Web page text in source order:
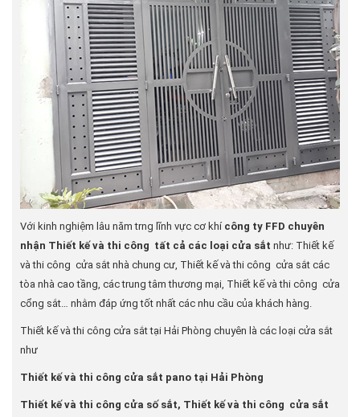
Với kinh nghiệm lâu năm trng lĩnh vực cơ khí công ty FFD chuyên
nhận Thiết kế và thi công tất cả các loại cửa sắt như: Thiết kế
và thi công cửa sắt nhà chung cư, Thiết kế và thi công cửa sắt các
tòa nhà cao tầng, các trung tâm thương mại, Thiết kế và thi công cửa
cổng sắt… nhằm đáp ứng tốt nhất các nhu cầu của khách hàng.
Thiết kế và thi công cửa sắt tại Hải Phòng chuyên là các loại cửa sắt
như
Thiết kế và thi công cửa sắt pano tại Hải Phòng
Thiết kế và thi công cửa số sắt, Thiết kế và thi công cửa sắt